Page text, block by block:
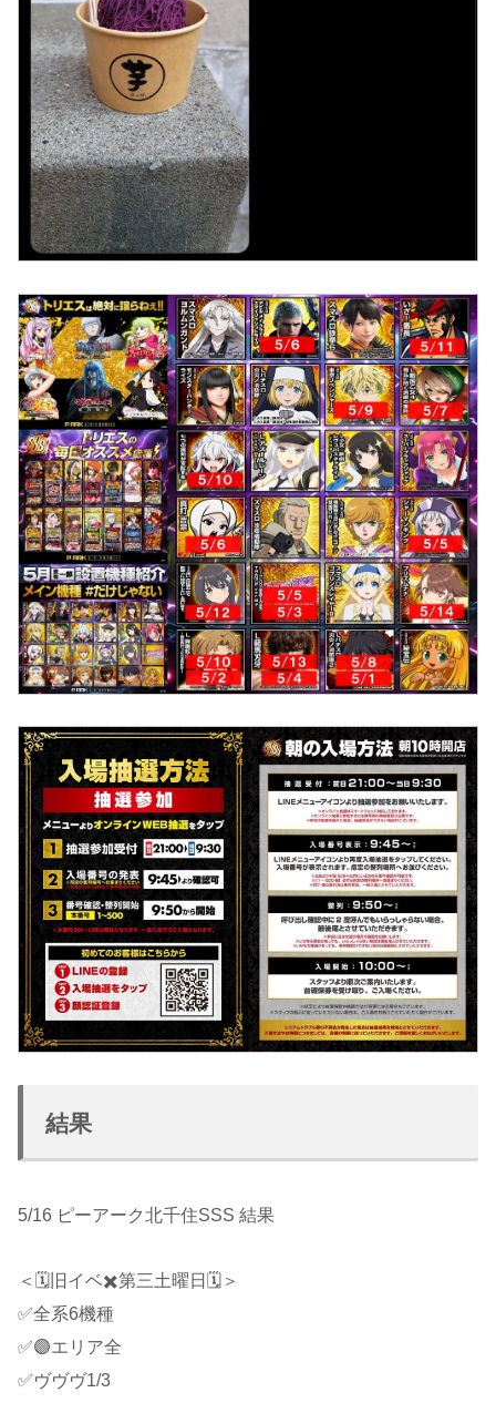
結果
5/16 ピーアーク北千住SSS 結果
＜🗓旧イベ✖️第三土曜日🗓＞
✅全系6機種
✅🟣エリア全
✅ヴヴヴ1/3